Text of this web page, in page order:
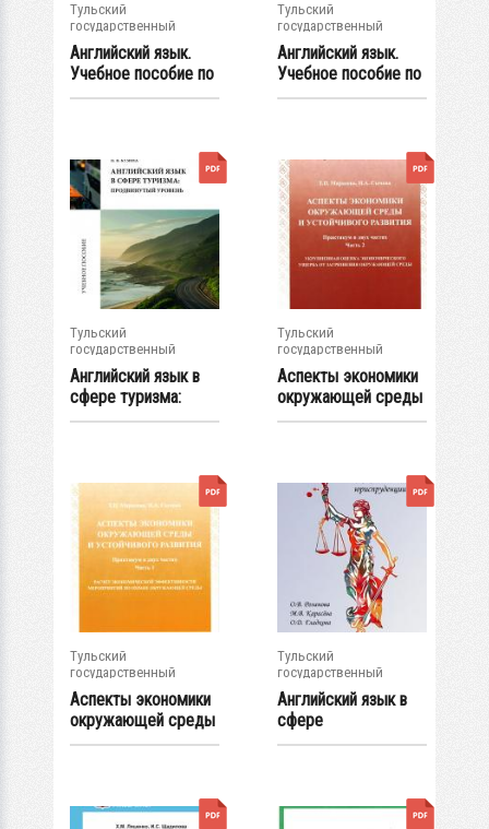
Тульский
государственный
университет
Английский язык.
Учебное пособие по
развитию...
Тульский
государственный
университет
Английский язык.
Учебное пособие по
развитию...
Тульский
государственный
университет
Английский язык в
сфере туризма:
продвинутый...
Тульский
государственный
университет
Аспекты экономики
окружающей среды
и устойчивого...
Тульский
государственный
университет
Аспекты экономики
окружающей среды
и устойчивого...
Тульский
государственный
университет
Английский язык в
сфере
юриспруденции: